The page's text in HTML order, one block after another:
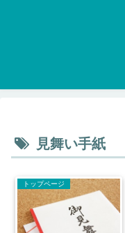
見舞い手紙
トップページ